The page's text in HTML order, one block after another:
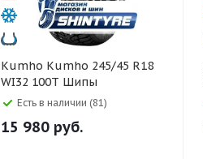
Kumho Kumho 245/45 R18
WI32 100T Шипы
Есть в наличии (81)
15 980 руб.